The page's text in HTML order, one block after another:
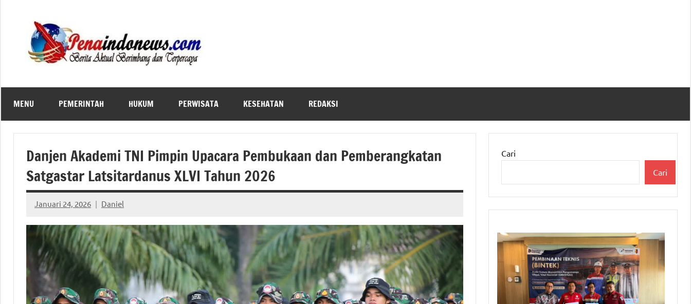
MENU PEMERINTAH HUKUM PERWISATA KESEHATAN REDAKSI
Danjen Akademi TNI Pimpin Upacara Pembukaan dan Pemberangkatan
Satgastar Latsitardanus XLVI Tahun 2026
Januari 24, 2026 Daniel
No
comments
Cari
Cari